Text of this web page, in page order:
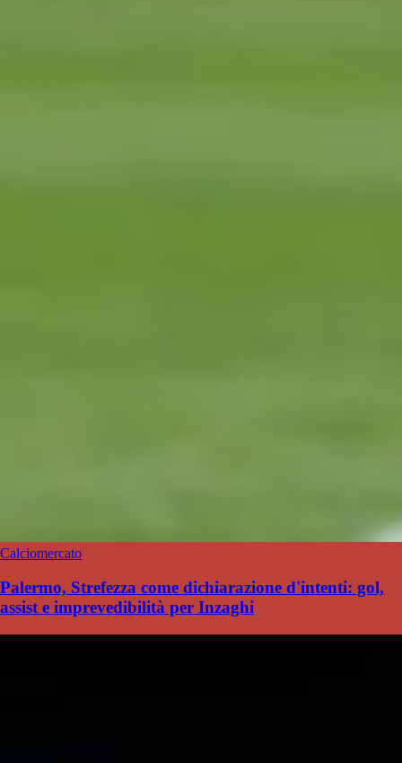
Calciomercato
Palermo, Strefezza come dichiarazione d'intenti: gol,
assist e imprevedibilità per Inzaghi